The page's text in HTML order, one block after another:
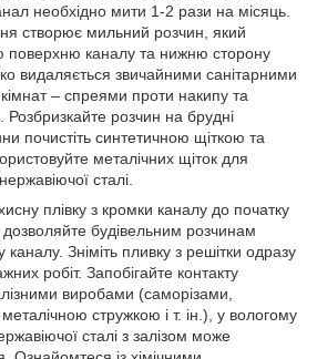
необхідно мити 1-2 рази на місяць.
створює мильний розчин, який
поверхню каналу та нижню сторону
видаляється звичайними санітарними
– спреями проти накипу та
Розбризкайте розчин на брудні
почистіть синтетичною щіткою та
металічних щіток для
сталі.
плівку з кромки каналу до початку
будівельним розчинам
Зніміть пливку з решітки одразу
робіт. Запобігайте контакту
виробами (саморізами,
стружкою і т. ін.), у вологому
сталі з залізом може